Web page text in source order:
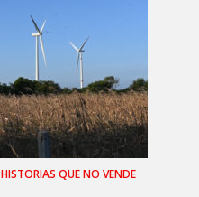
HISTORIAS QUE NO VENDE